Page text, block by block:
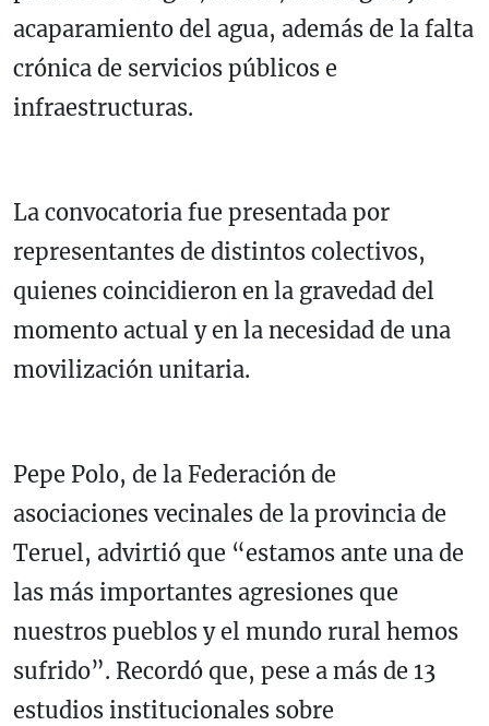
acaparamiento del agua, además de la falta
crónica de servicios públicos e
infraestructuras.
La convocatoria fue presentada por
representantes de distintos colectivos,
quienes coincidieron en la gravedad del
momento actual y en la necesidad de una
movilización unitaria.
Pepe Polo, de la Federación de
asociaciones vecinales de la provincia de
Teruel, advirtió que “estamos ante una de
las más importantes agresiones que
nuestros pueblos y el mundo rural hemos
sufrido”. Recordó que, pese a más de 13
estudios institucionales sobre